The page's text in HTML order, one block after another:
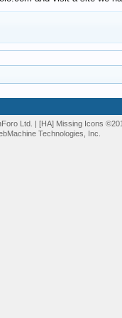
Ltd. | [HA] Missing Icons
Technologies, Inc.